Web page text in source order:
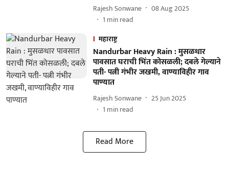
Rajesh Sonwane
08 Aug 2025
1 min read
महाराष्ट्र
Nandurbar Heavy Rain : मुसळधार
पावसात घराची भिंत कोसळली; दबले गेल्याने
पती- पत्नी गंभीर जखमी, वाण्याविहीर गाव
पाण्यात
Rajesh Sonwane
25 Jun 2025
1 min read
Read More